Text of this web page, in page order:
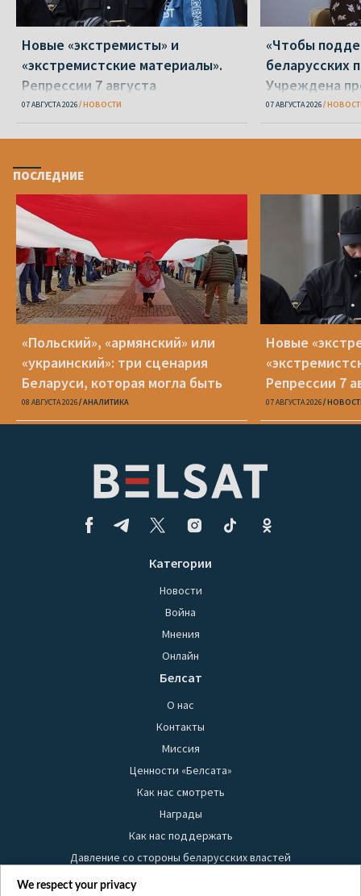
Новые «экстремисты» и
«экстремистские материалы».
Репрессии 7 августа
07 АВГУСТА 2026 НОВОСТИ
«Чтобы
беларусских
Учреждена
Вежновец
07 АВГУСТА 2026
ПОСЛЕДНИЕ
«Польский», «армянский» или
«украинский»: три сценария
Беларуси, которая могла быть
08 АВГУСТА 2026 АНАЛИТИКА
Новые
Репрессии 7
07 АВГУСТА 2026
Категории
Новости
Война
Мнения
Онлайн
Белсат
О нас
Контакты
Миссия
Ценности «Белсата»
Как нас смотреть
Награды
Как нас поддержать
Давление со стороны беларусских властей
Правила использования материалов
We respect your privacy